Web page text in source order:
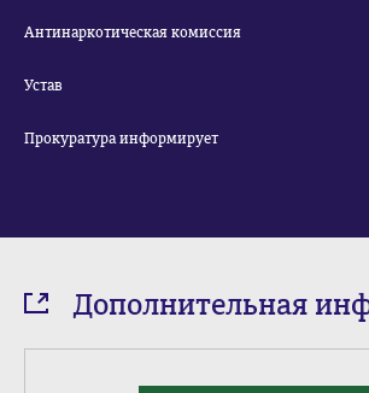
Антинаркотическая комиссия
Устав
Прокуратура информирует
Дополнительная